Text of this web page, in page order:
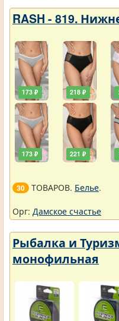
RASH - 819.
173 ₽
173 ₽
218 ₽
221 ₽
30 ТОВАРОВ. Белье.
Орг: Дамское счастье
Рыбалка и
монофильная